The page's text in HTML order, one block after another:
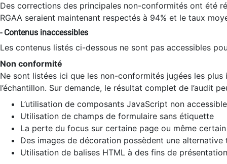
Des corrections des principales non-conformités ont été
RGAA seraient maintenant respectés à 94% et le taux
- Contenus inaccessibles
Les contenus listés ci-dessous ne sont pas accessibles
Non conformité
Ne sont listées ici que les non-conformités jugées les
l’échantillon. Sur demande, le résultat complet de l’audit
L’utilisation de composants JavaScript non
Utilisation de champs de formulaire sans étiquette
La perte du focus sur certaine page ou même
Des images de décoration possèdent une alternative
Utilisation de balises HTML à des fins de